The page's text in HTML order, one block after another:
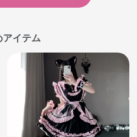
アイテム